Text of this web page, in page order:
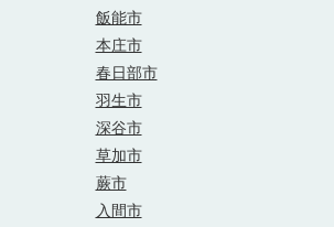
飯能市
本庄市
春日部市
羽生市
深谷市
草加市
蕨市
入間市